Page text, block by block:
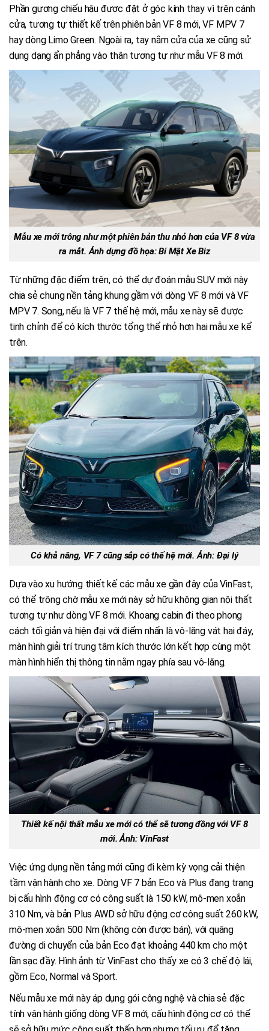
Phần gương chiếu hậu được đặt ở góc kính thay vì trên cánh
cửa, tương tự thiết kế trên phiên bản VF 8 mới, VF MPV 7
hay dòng Limo Green. Ngoài ra, tay nắm cửa của xe cũng sử
dụng dạng ẩn phẳng vào thân tương tự như mẫu VF 8 mới.
Mẫu xe mới trông như một phiên bản thu nhỏ hơn của VF 8 vừa
ra mắt. Ảnh dựng đồ họa: Bí Mật Xe Biz
Từ những đặc điểm trên, có thể dự đoán mẫu SUV mới này
chia sẻ chung nền tảng khung gầm với dòng VF 8 mới và VF
MPV 7. Song, nếu là VF 7 thế hệ mới, mẫu xe này sẽ được
tinh chỉnh để có kích thước tổng thể nhỏ hơn hai mẫu xe kể
trên.
Có khả năng, VF 7 cũng sắp có thế hệ mới. Ảnh: Đại lý
Dựa vào xu hướng thiết kế các mẫu xe gần đây của VinFast,
có thể trông chờ mẫu xe mới này sở hữu không gian nội thất
tương tự như dòng VF 8 mới. Khoang cabin đi theo phong
cách tối giản và hiện đại với điểm nhấn là vô-lăng vát hai đáy,
màn hình giải trí trung tâm kích thước lớn kết hợp cùng một
màn hình hiển thị thông tin nằm ngay phía sau vô-lăng.
Thiết kế nội thất mẫu xe mới có thể sẽ tương đồng với VF 8
mới. Ảnh: VinFast
Việc ứng dụng nền tảng mới cũng đi kèm kỳ vọng cải thiện
tầm vận hành cho xe. Dòng VF 7 bản Eco và Plus đang trang
bị cấu hình động cơ có công suất là 150 kW, mô-men xoắn
310 Nm, và bản Plus AWD sở hữu động cơ công suất 260 kW,
mô-men xoắn 500 Nm (không còn được bán), với quãng
đường di chuyển của bản Eco đạt khoảng 440 km cho một
lần sạc đầy. Hình ảnh từ VinFast cho thấy xe có 3 chế độ lái,
gồm Eco, Normal và Sport.
Nếu mẫu xe mới này áp dụng gói công nghệ và chia sẻ đặc
tính vận hành giống dòng VF 8 mới, cấu hình động cơ có thể